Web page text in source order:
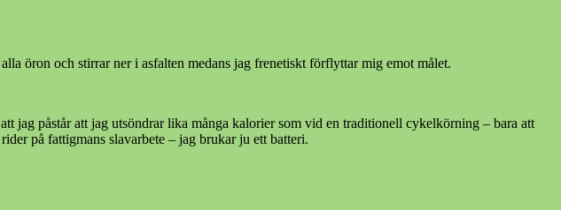
öron och stirrar ner i asfalten medans jag frenetiskt förflyttar mig emot målet.
påstår att jag utsöndrar lika många kalorier som vid en traditionell cykelkörning – bara att
slavarbete – jag brukar ju ett batteri.